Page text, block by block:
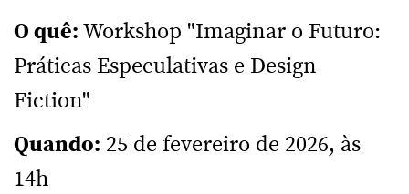
O quê: Workshop "Imaginar o Futuro:
Práticas Especulativas e Design
Fiction"
Quando: 25 de fevereiro de 2026, às
14h